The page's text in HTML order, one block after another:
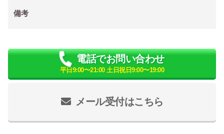
備考
メール受付はこちら
電話でお問い合わせ
平日9:00〜21:00 土日祝日9:00〜19:00